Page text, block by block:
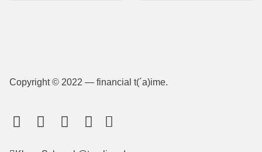
Copyright © 2022 — financial t(´a)ime.